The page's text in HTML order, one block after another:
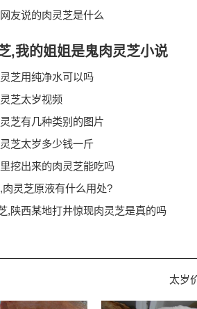
友说的肉灵芝是什么
,我的姐姐是鬼肉灵芝小说
芝用纯净水可以吗
芝太岁视频
芝有几种类别的图片
芝太岁多少钱一斤
挖出来的肉灵芝能吃吗
灵芝原液有什么用处?
,陕西某地打井惊现肉灵芝是真的吗
太岁